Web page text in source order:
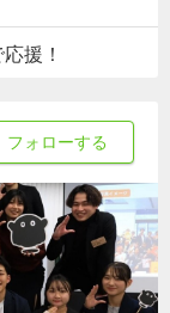
援！
フォローする